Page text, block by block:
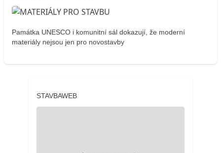
Památka UNESCO i komunitní sál dokazují, že moderní
materiály nejsou jen pro novostavby
STAVBAWEB